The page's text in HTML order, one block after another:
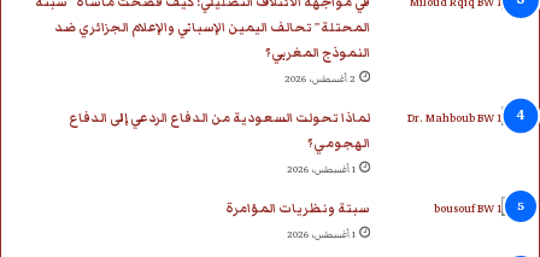
المحتلة” تحالف اليمين الإسباني والإعلام الجزائري ضد
النموذج المغربي؟
2 أغسطس، 2026
لماذا تحولت السعودية من الدفاع الردعي إلى الدفاع
الهجومي؟
1 أغسطس، 2026
سبتة ونظريات المؤامرة
1 أغسطس، 2026